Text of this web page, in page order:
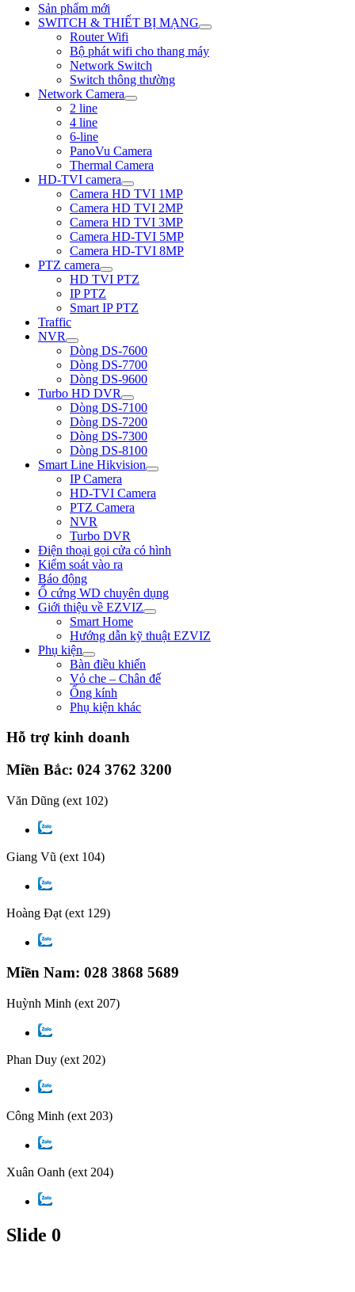
Sản phẩm mới
SWITCH & THIẾT BỊ MẠNG
Router Wifi
Bộ phát wifi cho thang máy
Network Switch
Switch thông thường
Network Camera
2 line
4 line
6-line
PanoVu Camera
Thermal Camera
HD-TVI camera
Camera HD TVI 1MP
Camera HD TVI 2MP
Camera HD TVI 3MP
Camera HD-TVI 5MP
Camera HD-TVI 8MP
PTZ camera
HD TVI PTZ
IP PTZ
Smart IP PTZ
Traffic
NVR
Dòng DS-7600
Dòng DS-7700
Dòng DS-9600
Turbo HD DVR
Dòng DS-7100
Dòng DS-7200
Dòng DS-7300
Dòng DS-8100
Smart Line Hikvision
IP Camera
HD-TVI Camera
PTZ Camera
NVR
Turbo DVR
Điện thoại gọi cửa có hình
Kiểm soát vào ra
Báo động
Ổ cứng WD chuyên dụng
Giới thiệu về EZVIZ
Smart Home
Hướng dẫn kỹ thuật EZVIZ
Phụ kiện
Bàn điều khiển
Vỏ che – Chân đế
Ống kính
Phụ kiện khác
Hỗ trợ kinh doanh
Miền Bắc: 024 3762 3200
Văn Dũng (ext 102)
Giang Vũ (ext 104)
Hoàng Đạt (ext 129)
Miền Nam: 028 3868 5689
Huỳnh Minh (ext 207)
Phan Duy (ext 202)
Công Minh (ext 203)
Xuân Oanh (ext 204)
Slide 0